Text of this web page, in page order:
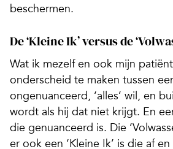
beschermen.
De ‘Kleine Ik’ versus de
Wat ik mezelf en ook mijn
onderscheid te maken tussen
ongenuanceerd, ‘alles’ wil, en
wordt als hij dat niet krijgt. En
die genuanceerd is. Die
er ook een ‘Kleine Ik’ is die af